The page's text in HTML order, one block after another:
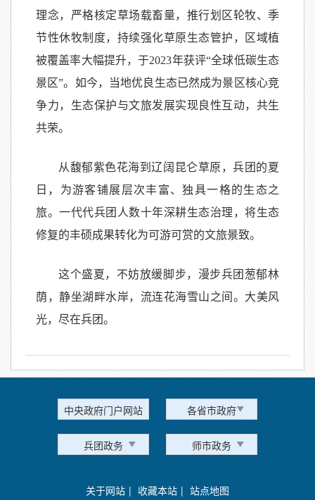
理念，严格核定草场载畜量，推行划区轮牧、季
节性休牧制度，持续强化草原生态管护，区域植
被覆盖率大幅提升，于2023年获评“全球低碳生态
景区”。如今，当地优良生态已然成为景区核心竞
争力，生态保护与文旅发展实现良性互动，共生
共荣。
从馥郁紫色花海到辽阔昆仑草原，兵团的夏
日，为游客铺展层次丰富、独具一格的生态之
旅。一代代兵团人数十年深耕生态治理，将生态
修复的丰硕成果转化为可游可赏的文旅景致。
这个盛夏，不妨放缓脚步，漫步兵团葱郁林
荫，静坐湖畔水岸，流连花海雪山之间。大美风
光，尽在兵团。
中央政府门户网站 各省市政府
兵团政务 师市政务
关于网站 | 收藏本站 | 站点地图